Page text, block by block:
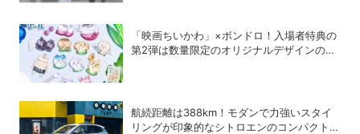
「映画ちいかわ」×ボンドロ！入場者特典の
第2弾は数量限定のオリジナルデザインのボ
航続距離は388km！モダンで力強いスタイ
リングが印象的なシトロエンのコンパクト